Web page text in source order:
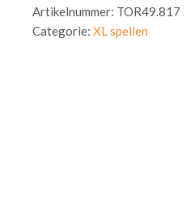
Artikelnummer: TOR49.817
Categorie: XL spellen